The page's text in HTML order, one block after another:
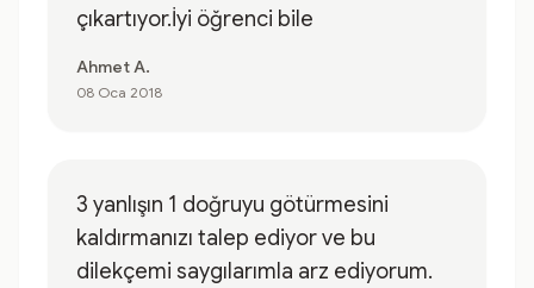
çıkartıyor.İyi öğrenci bile
Ahmet A.
08 Oca 2018
3 yanlışın 1 doğruyu götürmesini
kaldırmanızı talep ediyor ve bu
dilekçemi saygılarımla arz ediyorum.